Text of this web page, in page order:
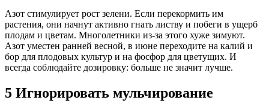
Азот стимулирует рост зелени. Если перекормить им
растения, они начнут активно гнать листву и побеги в ущерб
плодам и цветам. Многолетники из-за этого хуже зимуют.
Азот уместен ранней весной, в июне переходите на калий и
бор для плодовых культур и на фосфор для цветущих. И
всегда соблюдайте дозировку: больше не значит лучше.
5 Игнорировать мульчирование